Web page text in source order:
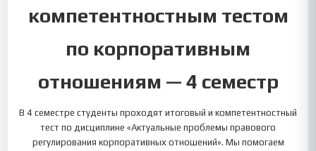
компетентностным тестом
по корпоративным
отношениям — 4 семестр
В 4 семестре студенты проходят итоговый и компетентностный
тест по дисциплине «Актуальные проблемы правового
регулирования корпоративных отношений». Мы помогаем